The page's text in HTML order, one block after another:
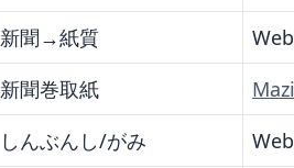
新聞→紙質
新聞巻取紙
しんぶんし/がみ